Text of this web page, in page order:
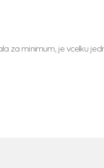
za minimum, je vcelku